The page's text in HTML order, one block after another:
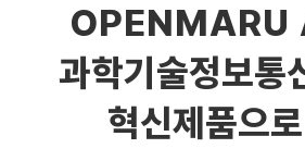
OPENMARU
과학기술정보통
혁신제품으